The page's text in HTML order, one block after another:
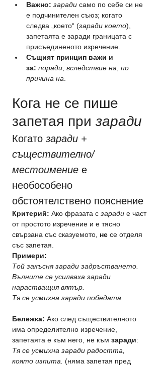
Важно: заради само по себе си не
е подчинителен съюз; когато
следва „което“ (заради което),
запетаята е заради границата с
присъединеното изречение.
Същият принцип важи и
за: поради, вследствие на, по
причина на.
Кога не се пише
запетая при заради
Когато заради +
съществително/
местоимение е
необособено
обстоятелствено пояснение
Критерий: Ако фразата с заради е част
от простото изречение и е тясно
свързана със сказуемото, не се отделя
със запетая.
Примери:
Той закъсня заради задръстването.
Вълните се усилваха заради
нарастващия вятър.
Тя се усмихна заради победата.
Бележка: Ако след съществителното
има определително изречение,
запетаята е към него, не към заради:
Тя се усмихна заради радостта,
която изпита. (няма запетая пред